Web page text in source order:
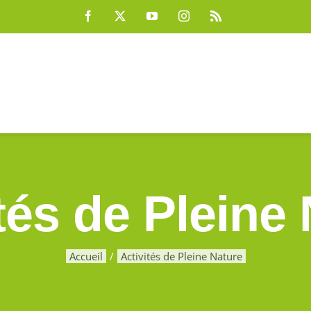
Facebook YouTubeInstagram
de Pleine
Accueil Activités de Pleine Nature